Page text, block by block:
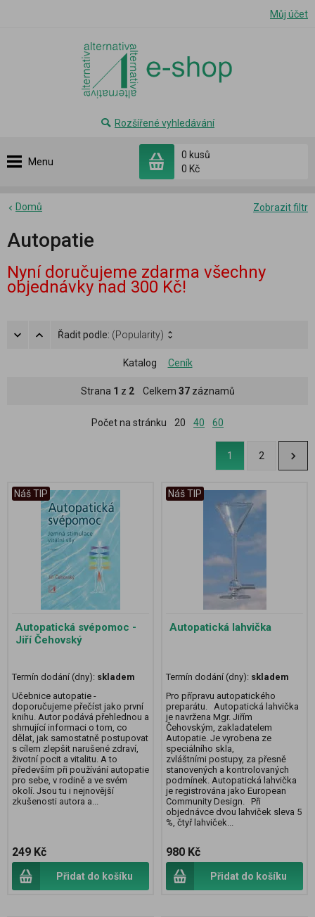
Můj účet
Menu
0 kusů
0 Kč
Rozšířené vyhledávání
Zobrazit filtr
Domů
Autopatie
Nyní doručujeme zdarma všechny
objednávky nad 300 Kč!
Řadit podle: (Popularity)
Katalog Ceník
Strana 1 z 2Celkem 37záznamů
Počet na stránku 20 40 60
1 2
Náš TIP
Autopatická svépomoc -
Jiří Čehovský
Termín dodání (dny): skladem
Učebnice autopatie -
doporučujeme přečíst jako první
knihu. Autor podává přehlednou a
shrnující informaci o tom, co
dělat, jak samostatně postupovat
s cílem zlepšit narušené zdraví,
životní pocit a vitalitu. A to
především při používání autopatie
pro sebe, v rodině a ve svém
okolí. Jsou tu i nejnovější
zkušenosti autora a...
249 Kč
Přidat do košíku
Náš TIP
Autopatická lahvička
Termín dodání (dny): skladem
Pro přípravu autopatického
preparátu. Autopatická lahvička
je navržena Mgr. Jiřím
Čehovským, zakladatelem
Autopatie. Je vyrobena ze
speciálního skla,
zvláštními postupy, za přesně
stanovených a kontrolovaných
podmínek. Autopatická lahvička
je registrována jako European
Community Design. Při
objednávce dvou lahviček sleva 5
%, čtyř lahviček...
980 Kč
Přidat do košíku